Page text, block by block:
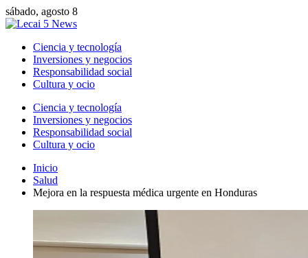
sábado, agosto 8
Ciencia y tecnología
Inversiones y negocios
Responsabilidad social
Cultura y ocio
Ciencia y tecnología
Inversiones y negocios
Responsabilidad social
Cultura y ocio
Inicio
Salud
Mejora en la respuesta médica urgente en Honduras